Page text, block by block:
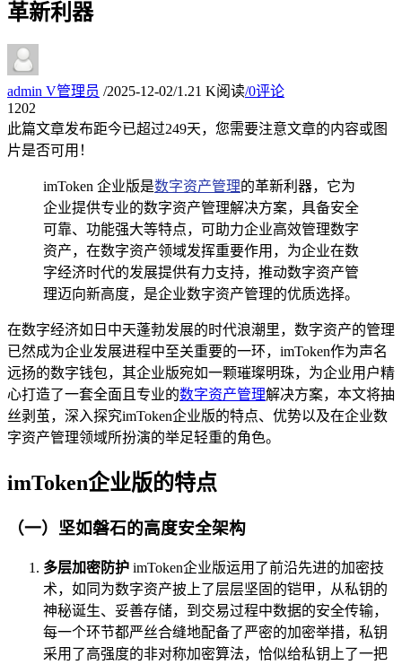
革新利器
admin V管理员 /2025-12-02/1.21 K阅读/0评论
1202
此篇文章发布距今已超过249天，您需要注意文章的内容或图
片是否可用！
imToken 企业版是数字资产管理的革新利器，它为
企业提供专业的数字资产管理解决方案，具备安全
可靠、功能强大等特点，可助力企业高效管理数字
资产，在数字资产领域发挥重要作用，为企业在数
字经济时代的发展提供有力支持，推动数字资产管
理迈向新高度，是企业数字资产管理的优质选择。
在数字经济如日中天蓬勃发展的时代浪潮里，数字资产的管理
已然成为企业发展进程中至关重要的一环，imToken作为声名
远扬的数字钱包，其企业版宛如一颗璀璨明珠，为企业用户精
心打造了一套全面且专业的数字资产管理解决方案，本文将抽
丝剥茧，深入探究imToken企业版的特点、优势以及在企业数
字资产管理领域所扮演的举足轻重的角色。
imToken企业版的特点
（一）坚如磐石的高度安全架构
多层加密防护 imToken企业版运用了前沿先进的加密技
术，如同为数字资产披上了层层坚固的铠甲，从私钥的
神秘诞生、妥善存储，到交易过程中数据的安全传输，
每一个环节都严丝合缝地配备了严密的加密举措，私钥
采用了高强度的非对称加密算法，恰似给私钥上了一把